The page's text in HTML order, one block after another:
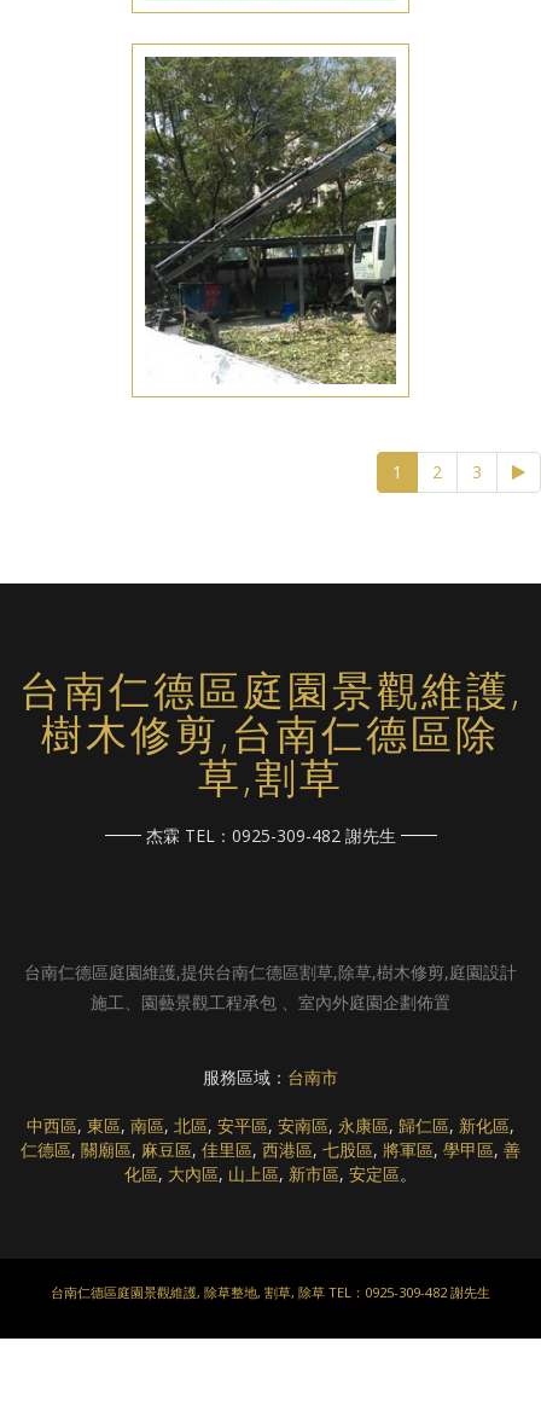
園藝整理
台南仁德區園藝整理推薦
1 (current)
2 3
台南仁德區庭園景觀維護,
樹木修剪,台南仁德區除
草,割草
杰霖 TEL：0925-309-482 謝先生
台南仁德區庭園維護,提供台南仁德區割草,除草,樹木修剪,庭園設計
施工、園藝景觀工程承包 、室內外庭園企劃佈置
服務區域： 台南市
中西區, 東區, 南區, 北區, 安平區, 安南區, 永康區, 歸仁區, 新化區,
仁德區, 關廟區, 麻豆區, 佳里區, 西港區, 七股區, 將軍區, 學甲區, 善
化區, 大內區, 山上區, 新市區, 安定區。
台南仁德區庭園景觀維護, 除草整地, 割草, 除草 TEL：0925-309-482 謝先生